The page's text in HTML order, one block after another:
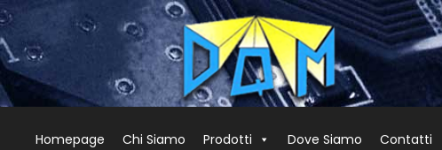
Homepage Chi Siamo Prodotti Dove Siamo Contatti